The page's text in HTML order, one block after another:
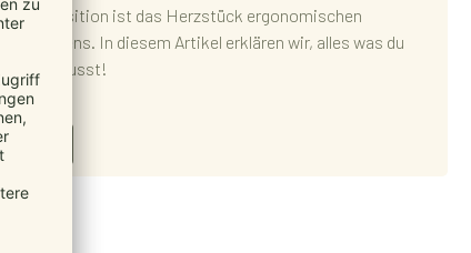
M-Position ist das Herzstück ergonomischen
Babytragens. In diesem Artikel erklären wir, alles was du
wissen musst!